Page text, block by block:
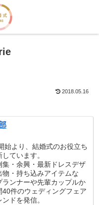
2018.05.16
始より、結婚式のお役立ち
ています。
集・余興・最新ドレスデザ
・持ち込みアイテムな
ランナーや先輩カップルか
40件のウェディングフェア
ドを発信。